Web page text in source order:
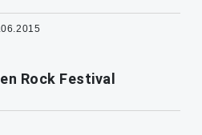
Rock Festival